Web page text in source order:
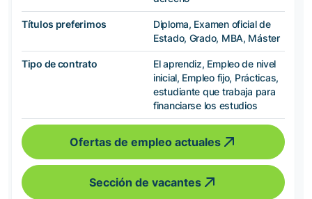
Títulos preferimos
Diploma, Examen oficial de
Estado, Grado, MBA, Máster
Tipo de contrato
El aprendiz, Empleo de nivel
inicial, Empleo fijo, Prácticas,
estudiante que trabaja para
financiarse los estudios
Ofertas de empleo actuales
Sección de vacantes